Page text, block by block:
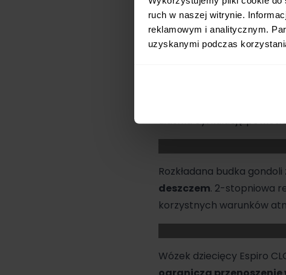
ruch w naszej witrynie.
reklamowym i analitycznym.
uzyskanymi podczas
Gondolaważy zaledwie
wkładanie do
schodach albo
Rozbudowany,
ułatwia cyrkulację
Rozkładana budka
deszczem. 2-stopniowa
korzystnych warunków
Wózek dziecięcy Espiro